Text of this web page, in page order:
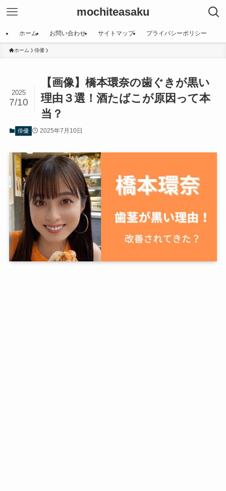
mochiteasaku
ホーム お問い合わせ サイトマップ プライバシーポリシー
ホーム 俳優
【画像】橋本環奈の歯ぐきが黒い
理由３選！酒たばこが原因って本
当？
2025
7/10
俳優 2025年7月10日